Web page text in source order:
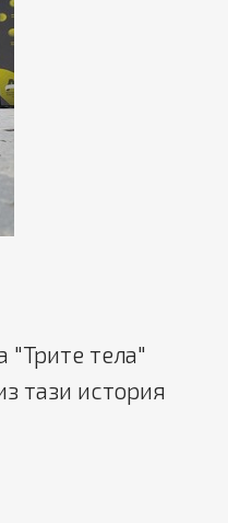
тела"
тази история